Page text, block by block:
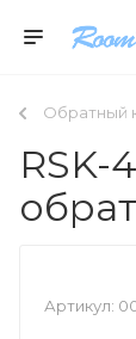
Обратный
RSK-
Артикул: